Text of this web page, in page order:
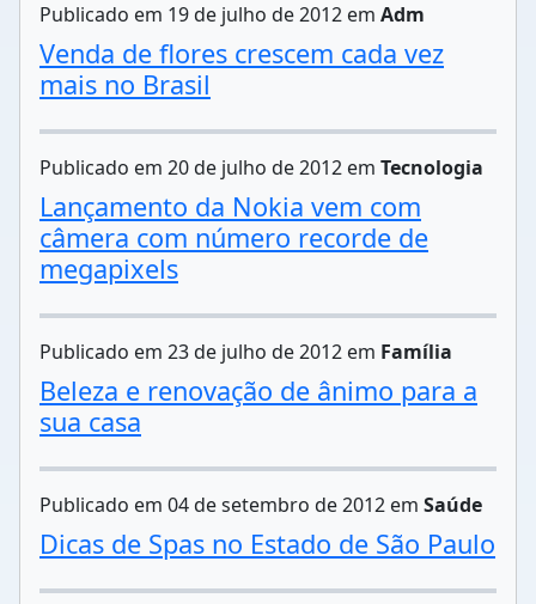
Publicado em 19 de julho de 2012 em Adm
Venda de flores crescem cada vez
mais no Brasil
Publicado em 20 de julho de 2012 em Tecnologia
Lançamento da Nokia vem com
câmera com número recorde de
megapixels
Publicado em 23 de julho de 2012 em Família
Beleza e renovação de ânimo para a
sua casa
Publicado em 04 de setembro de 2012 em Saúde
Dicas de Spas no Estado de São Paulo